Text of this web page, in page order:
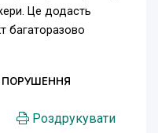
Це додасть
багаторазово
ПОРУШЕННЯ
Роздрукувати